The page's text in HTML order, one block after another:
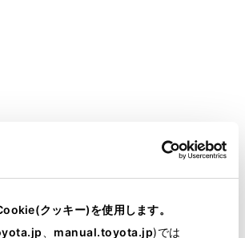
クッキー)を使用します。
manual.toyota.jp)では